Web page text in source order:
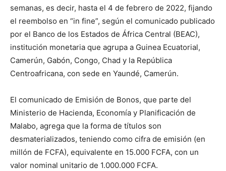
semanas, es decir, hasta el 4 de febrero de 2022, fijando
el reembolso en “in fine”, según el comunicado publicado
por el Banco de los Estados de África Central (BEAC),
institución monetaria que agrupa a Guinea Ecuatorial,
Camerún, Gabón, Congo, Chad y la República
Centroafricana, con sede en Yaundé, Camerún.
El comunicado de Emisión de Bonos, que parte del
Ministerio de Hacienda, Economía y Planificación de
Malabo, agrega que la forma de títulos son
desmaterializados, teniendo como cifra de emisión (en
millón de FCFA), equivalente en 15.000 FCFA, con un
valor nominal unitario de 1.000.000 FCFA.